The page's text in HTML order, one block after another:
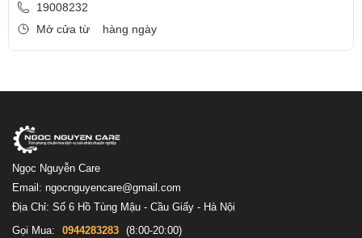
19008232
Mở cửa từ
hàng ngày
Ngọc Nguyễn Care
Email: ngocnguyencare@gmail.com
Địa Chỉ: Số 6 Hồ Tùng Mậu - Cầu Giấy - Hà Nội
Gọi Mua:
0944283283 (8:00-20:00)